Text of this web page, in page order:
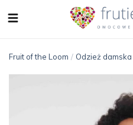
Fruit of the Loom / Odzież damska